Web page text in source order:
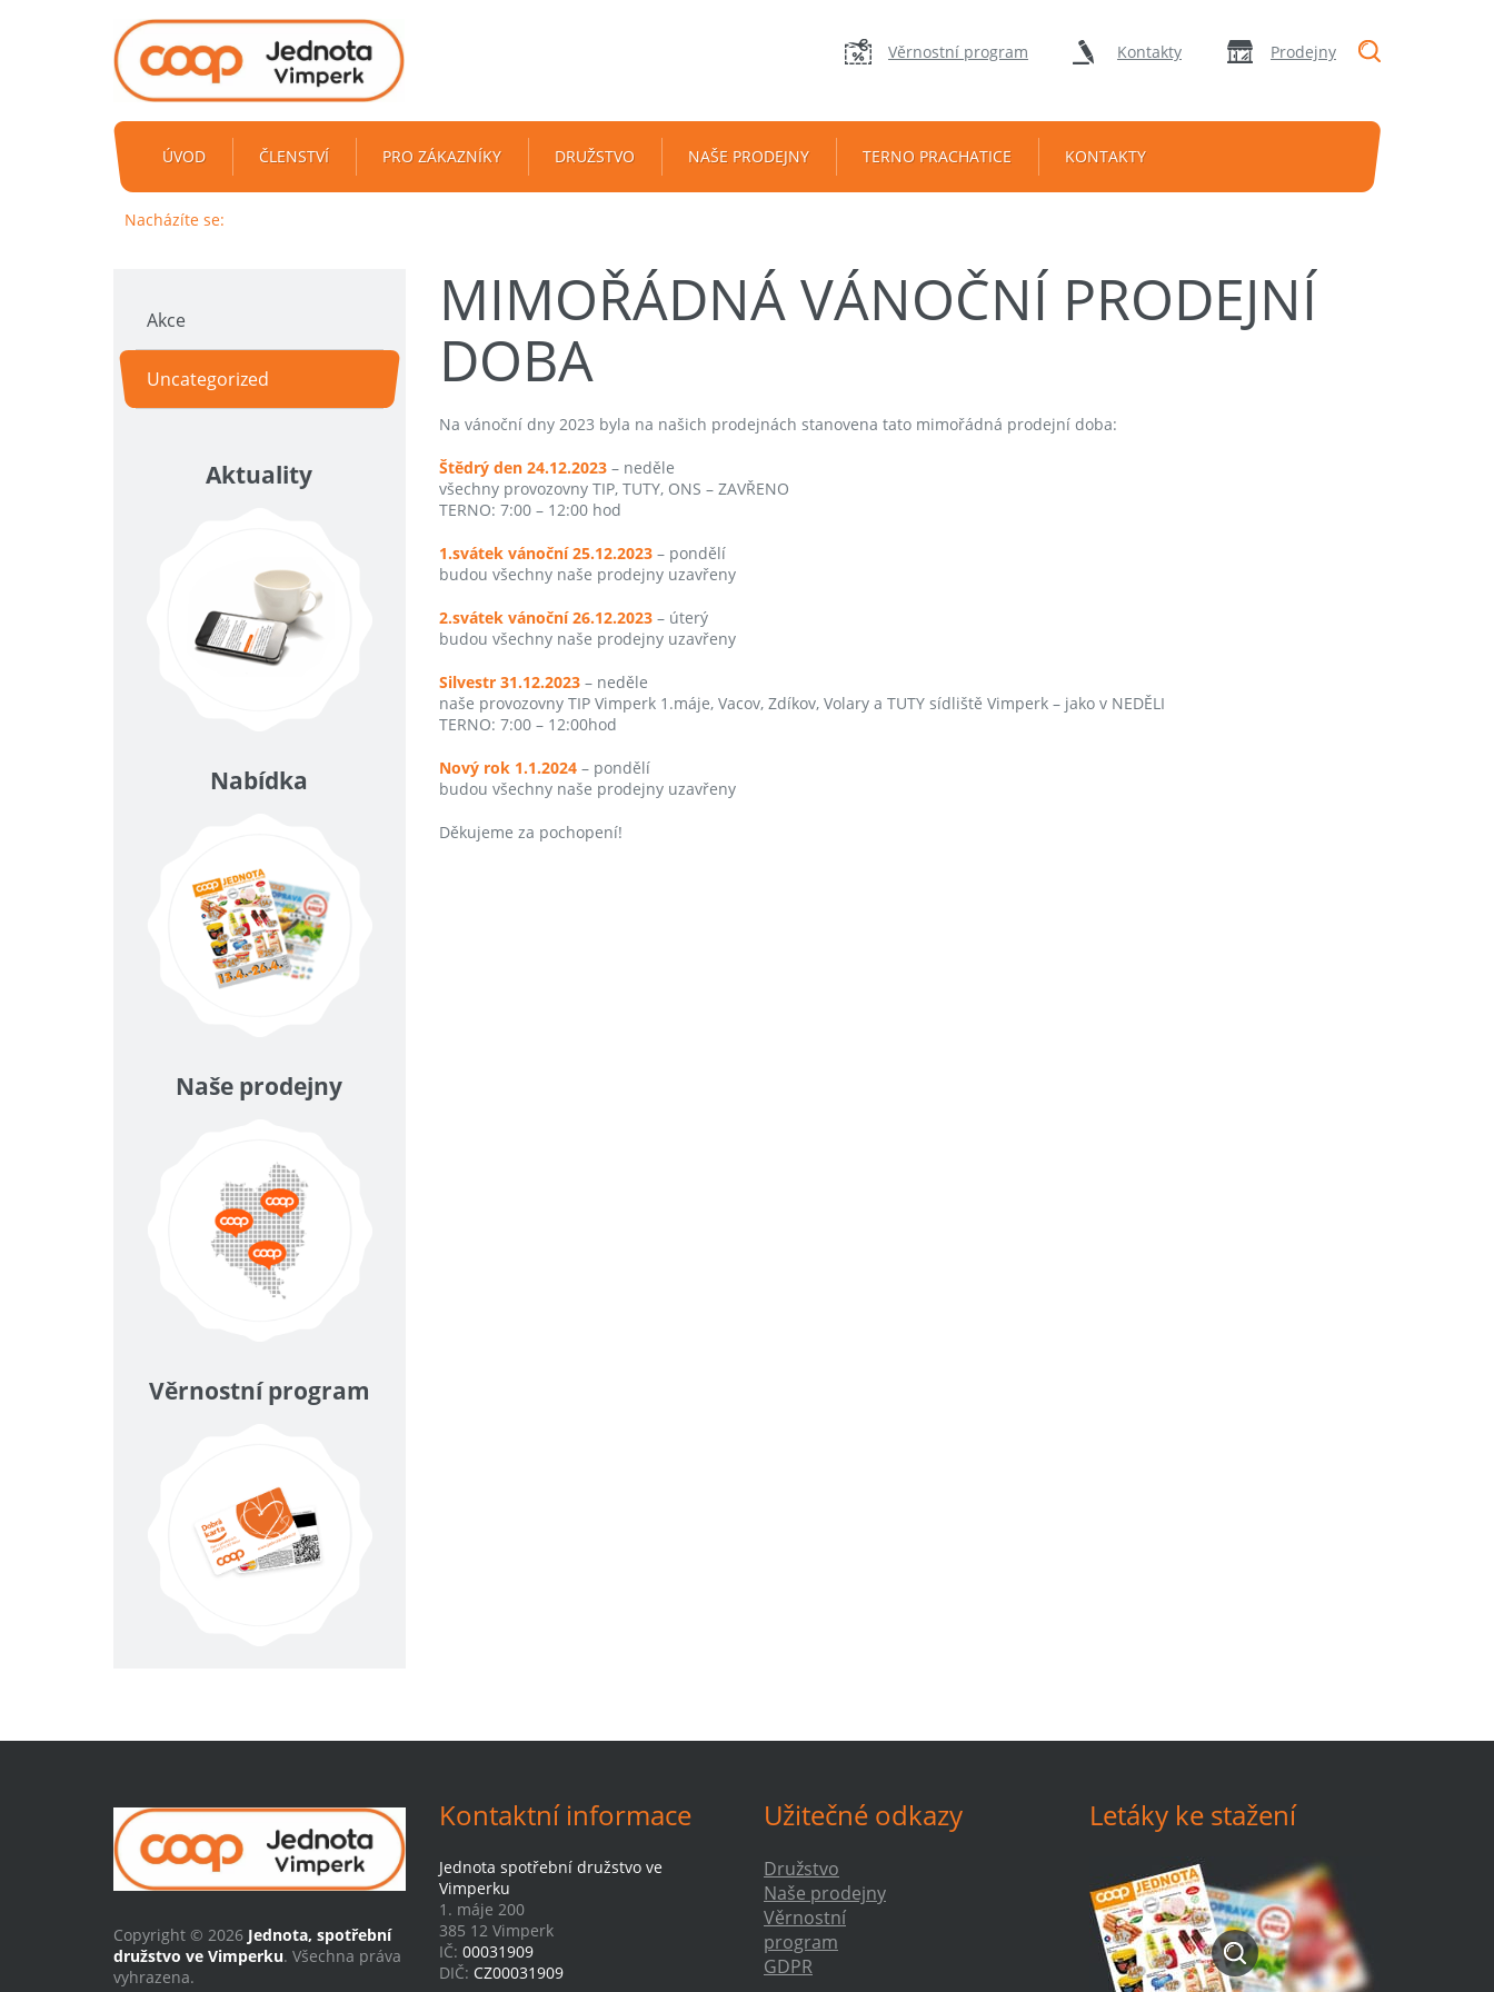
Věrnostní program Kontakty Prodejny
ÚVOD ČLENSTVÍ PRO ZÁKAZNÍKY DRUŽSTVO NAŠE PRODEJNY TERNO PRACHATICE KONTAKTY
Nacházíte se:
MIMOŘÁDNÁ VÁNOČNÍ PRODEJNÍ
DOBA
Na vánoční dny 2023 byla na našich prodejnách stanovena tato mimořádná prodejní doba:
Štědrý den 24.12.2023– neděle
všechny provozovny TIP, TUTY, ONS – ZAVŘENO
TERNO: 7:00 – 12:00 hod
1.svátek vánoční 25.12.2023– pondělí
budou všechny naše prodejny uzavřeny
2.svátek vánoční 26.12.2023– úterý
budou všechny naše prodejny uzavřeny
Silvestr 31.12.2023– neděle
naše provozovny TIP Vimperk 1.máje, Vacov, Zdíkov, Volary a TUTY sídliště Vimperk – jako v NEDĚLI
TERNO: 7:00 – 12:00hod
Nový rok 1.1.2024 – pondělí
budou všechny naše prodejny uzavřeny
Děkujeme za pochopení!
Akce
Uncategorized
Aktuality
Nabídka
Naše prodejny
Věrnostní program
Copyright © 2026 Jednota, spotřební
družstvo ve Vimperku. Všechna práva
vyhrazena.
Kontaktní informace
Jednota spotřební družstvo ve
Vimperku
1. máje 200
385 12 Vimperk
IČ: 00031909
DIČ: CZ00031909
Užitečné odkazy
Družstvo
Naše prodejny
Věrnostní
program
GDPR
Letáky ke stažení